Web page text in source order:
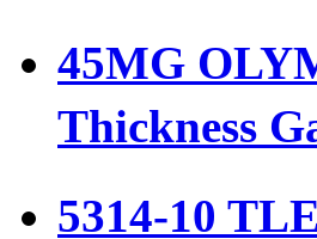
45MG
Thickness
5314-10